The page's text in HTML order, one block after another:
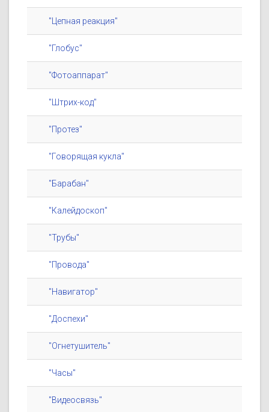
"Цепная реакция"
"Глобус"
"Фотоаппарат"
"Штрих-код"
"Протез"
"Говорящая кукла"
"Барабан"
"Калейдоскоп"
"Трубы"
"Провода"
"Навигатор"
"Доспехи"
"Огнетушитель"
"Часы"
"Видеосвязь"